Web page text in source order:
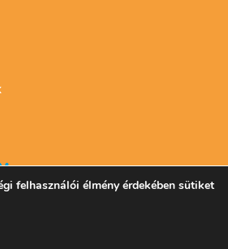
nyilatkozat
felhasználói élmény érdekében sütiket